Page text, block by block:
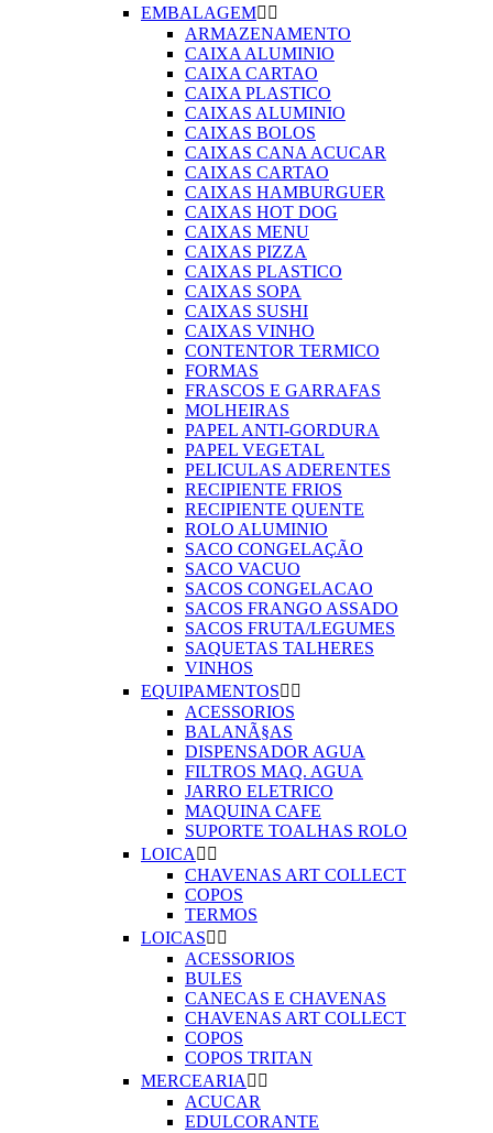
EMBALAGEM 
ARMAZENAMENTO
CAIXA ALUMINIO
CAIXA CARTAO
CAIXA PLASTICO
CAIXAS ALUMINIO
CAIXAS BOLOS
CAIXAS CANA ACUCAR
CAIXAS CARTAO
CAIXAS HAMBURGUER
CAIXAS HOT DOG
CAIXAS MENU
CAIXAS PIZZA
CAIXAS PLASTICO
CAIXAS SOPA
CAIXAS SUSHI
CAIXAS VINHO
CONTENTOR TERMICO
FORMAS
FRASCOS E GARRAFAS
MOLHEIRAS
PAPEL ANTI-GORDURA
PAPEL VEGETAL
PELICULAS ADERENTES
RECIPIENTE FRIOS
RECIPIENTE QUENTE
ROLO ALUMINIO
SACO CONGELAÇÃO
SACO VACUO
SACOS CONGELACAO
SACOS FRANGO ASSADO
SACOS FRUTA/LEGUMES
SAQUETAS TALHERES
VINHOS
EQUIPAMENTOS 
ACESSORIOS
BALANÃ§AS
DISPENSADOR AGUA
FILTROS MAQ. AGUA
JARRO ELETRICO
MAQUINA CAFE
SUPORTE TOALHAS ROLO
LOICA  
CHAVENAS ART COLLECT
COPOS
TERMOS
LOICAS 
ACESSORIOS
BULES
CANECAS E CHAVENAS
CHAVENAS ART COLLECT
COPOS
COPOS TRITAN
MERCEARIA  
ACUCAR
EDULCORANTE